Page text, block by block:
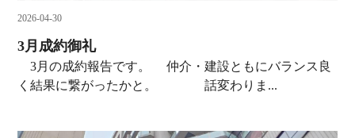
2026-04-30
3月成約御礼
3月の成約報告です。 仲介・建設ともにバランス良
く結果に繋がったかと。 話変わりま...